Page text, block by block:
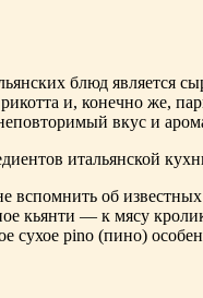
блюд является
и, конечно же,
вкус и
итальянской
вспомнить об
— к мясу
сухое pino (пино)